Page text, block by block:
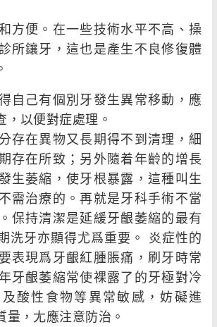
方便。在一些技術水平不高、操
所鑲牙，這也是產生不良修復體
自己有個別牙發生異常移動，應
，以便對症處理。
存在異物又長期得不到清理，細
存在所致；另外隨着年齡的增長
生萎縮，使牙根暴露，這種叫生
需治療的。再就是牙科手術不當
保持清潔是延緩牙齦萎縮的最有
洗牙亦顯得尤爲重要。 炎症性的
表現爲牙齦紅腫脹痛，刷牙時常
牙齦萎縮常使裸露了的牙極對冷
酸性食物等異常敏感，妨礙進
量，尢應注意防治。